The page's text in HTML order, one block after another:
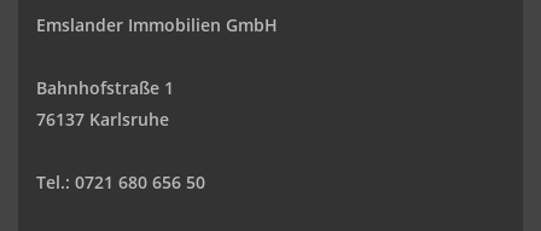
Emslander Immobilien GmbH
Bahnhofstraße 1
76137 Karlsruhe
Tel.: 0721 680 656 50